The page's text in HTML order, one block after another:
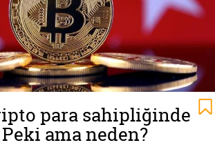
para sahipliğinde
ama neden?